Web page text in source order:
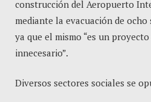
construcción del Aeropuerto
mediante la evacuación de
ya que el mismo “es un
innecesario”.
Diversos sectores sociales se